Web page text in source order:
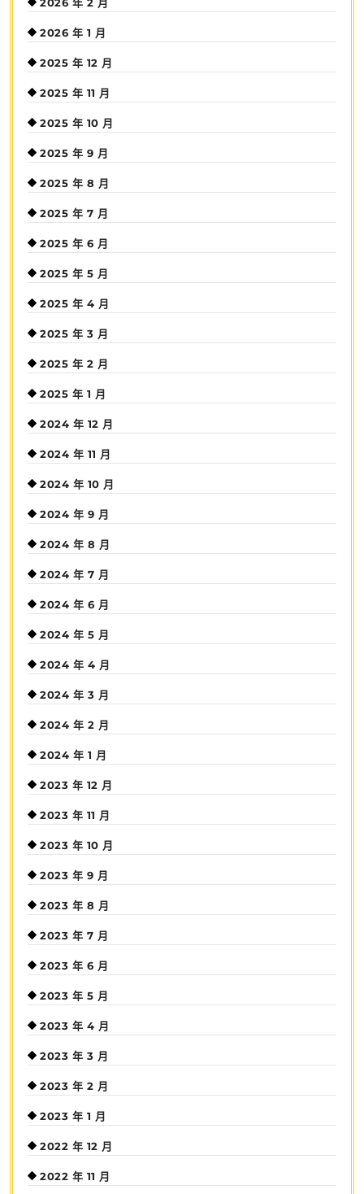
2026 年 1 月
2025 年 12 月
2025 年 11 月
2025 年 10 月
2025 年 9 月
2025 年 8 月
2025 年 7 月
2025 年 6 月
2025 年 5 月
2025 年 4 月
2025 年 3 月
2025 年 2 月
2025 年 1 月
2024 年 12 月
2024 年 11 月
2024 年 10 月
2024 年 9 月
2024 年 8 月
2024 年 7 月
2024 年 6 月
2024 年 5 月
2024 年 4 月
2024 年 3 月
2024 年 2 月
2024 年 1 月
2023 年 12 月
2023 年 11 月
2023 年 10 月
2023 年 9 月
2023 年 8 月
2023 年 7 月
2023 年 6 月
2023 年 5 月
2023 年 4 月
2023 年 3 月
2023 年 2 月
2023 年 1 月
2022 年 12 月
2022 年 11 月